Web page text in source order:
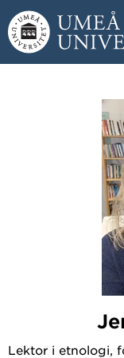
Hoppa direkt till
Lektor i etnologi,